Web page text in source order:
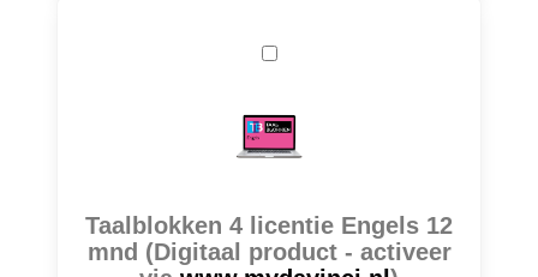
Taalblokken 4 licentie Engels 12
mnd (Digitaal product - activeer